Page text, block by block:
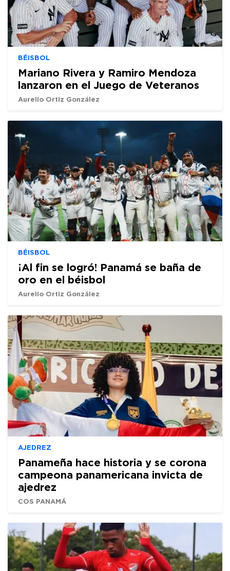
BÉISBOL
Mariano Rivera y Ramiro Mendoza
lanzaron en el Juego de Veteranos
Aurelio Ortiz González
BÉISBOL
¡Al fin se logró! Panamá se baña de
oro en el béisbol
Aurelio Ortiz González
AJEDREZ
Panameña hace historia y se corona
campeona panamericana invicta de
ajedrez
COS PANAMÁ